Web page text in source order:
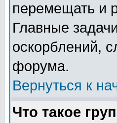
перемещать и
Главные
оскорблений,
форума.
Вернуться к
Что такое